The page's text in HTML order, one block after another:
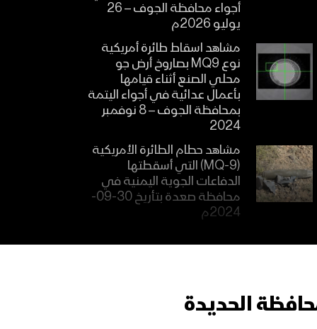
أجواء محافظة الجوف – 26
يوليو 2026م
مشاهد اسقاط طائرة أمريكية
نوع MQ9 بصاروخ أرض جو
محلي الصنع أثناء قيامها
بأعمال عدائية في أجواء اليتمة
بمحافظة الجوف – 8 نوفمبر
2024
مشاهد حطام الطائرة الأمريكية
(MQ-9) التي أسقطتها
الدفاعات الجوية اليمنية في
محافظة صعدة بتأريخ 30-09-
2024م
2024م
الحديدة